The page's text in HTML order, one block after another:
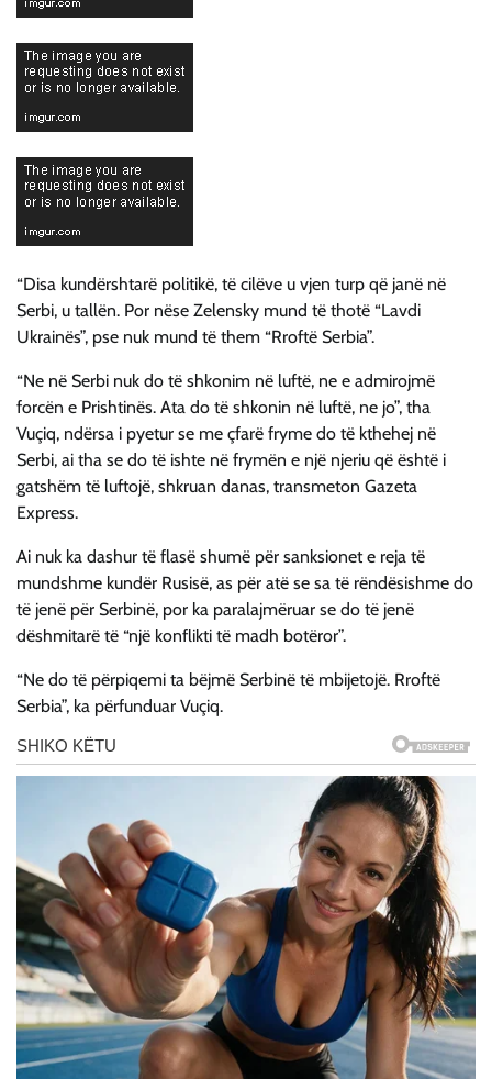
“Disa kundërshtarë politikë, të cilëve u vjen turp që janë në
Serbi, u tallën. Por nëse Zelensky mund të thotë “Lavdi
Ukrainës”, pse nuk mund të them “Rroftë Serbia”.
“Ne në Serbi nuk do të shkonim në luftë, ne e admirojmë
forcën e Prishtinës. Ata do të shkonin në luftë, ne jo”, tha
Vuçiq, ndërsa i pyetur se me çfarë fryme do të kthehej në
Serbi, ai tha se do të ishte në frymën e një njeriu që është i
gatshëm të luftojë, shkruan danas, transmeton Gazeta
Express.
Ai nuk ka dashur të flasë shumë për sanksionet e reja të
mundshme kundër Rusisë, as për atë se sa të rëndësishme do
të jenë për Serbinë, por ka paralajmëruar se do të jenë
dëshmitarë të “një konflikti të madh botëror”.
“Ne do të përpiqemi ta bëjmë Serbinë të mbijetojë. Rroftë
Serbia”, ka përfunduar Vuçiq.